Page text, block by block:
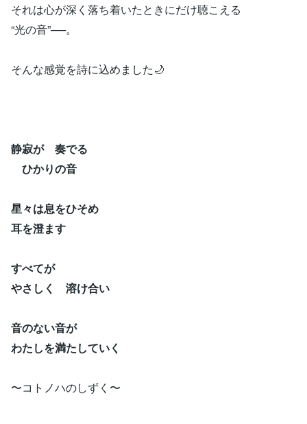
それは心が深く落ち着いたときにだけ聴こえる
“光の音”──。
そんな感覚を詩に込めました🌙
静寂が 奏でる
ひかりの音
星々は息をひそめ
耳を澄ます
すべてが
やさしく 溶け合い
音のない音が
わたしを満たしていく
〜コトノハのしずく〜